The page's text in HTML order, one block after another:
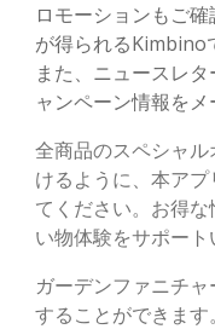
ロモーションもご
が得られるKimbino
また、ニュースレ
ャンペーン情報をメ
全商品のスペシャ
けるように、本アプ
てください。お得
い物体験をサポート
ガーデンファニチ
することができます